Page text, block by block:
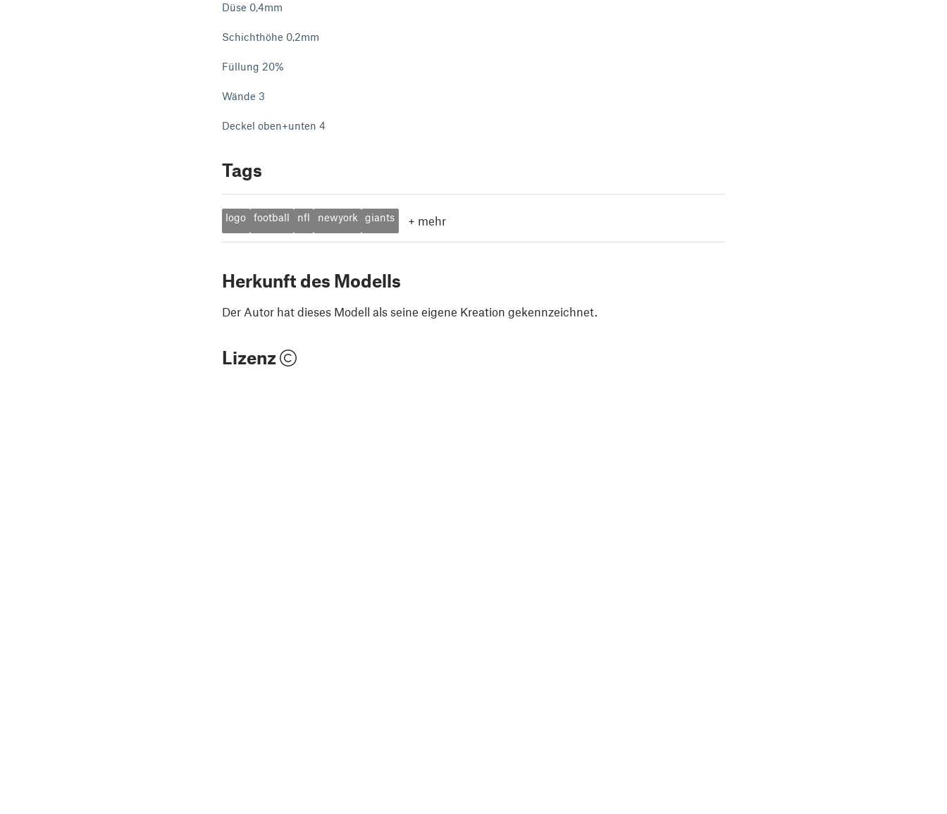
Düse 0,4mm
Schichthöhe 0,2mm
Füllung 20%
Wände 3
Deckel oben+unten 4
Tags
logo football nfl newyork giants + mehr
Herkunft des Modells
Der Autor hat dieses Modell als seine eigene Kreation gekennzeichnet.
Lizenz